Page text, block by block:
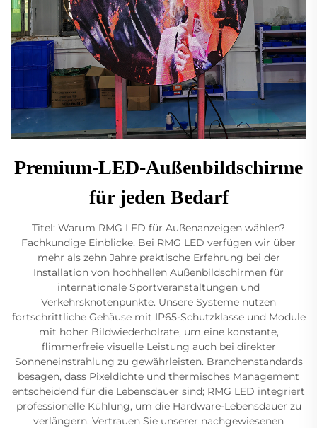
Premium-LED-Außenbildschirme
für jeden Bedarf
Titel: Warum RMG LED für Außenanzeigen wählen?
Fachkundige Einblicke. Bei RMG LED verfügen wir über
mehr als zehn Jahre praktische Erfahrung bei der
Installation von hochhellen Außenbildschirmen für
internationale Sportveranstaltungen und
Verkehrsknotenpunkte. Unsere Systeme nutzen
fortschrittliche Gehäuse mit IP65-Schutzklasse und Module
mit hoher Bildwiederholrate, um eine konstante,
flimmerfreie visuelle Leistung auch bei direkter
Sonneneinstrahlung zu gewährleisten. Branchenstandards
besagen, dass Pixeldichte und thermisches Management
entscheidend für die Lebensdauer sind; RMG LED integriert
professionelle Kühlung, um die Hardware-Lebensdauer zu
verlängern. Vertrauen Sie unserer nachgewiesenen